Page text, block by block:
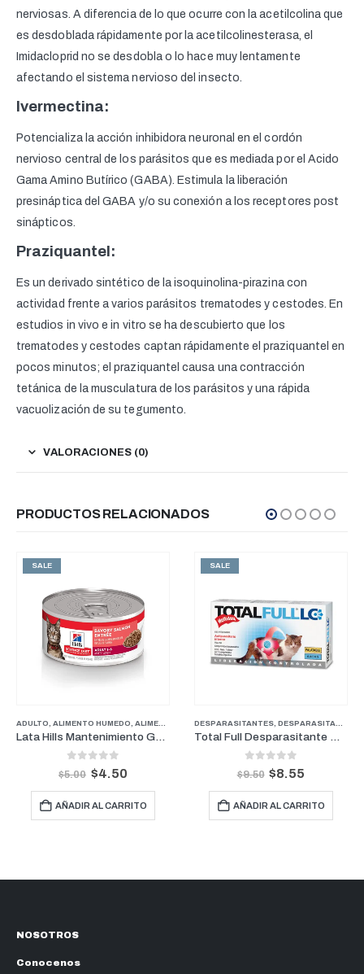
nerviosas. A diferencia de lo que ocurre con la acetilcolina que
es desdoblada rápidamente por la acetilcolinesterasa, el
Imidacloprid no se desdobla o lo hace muy lentamente
afectando el sistema nervioso del insecto.
Ivermectina:
Potencializa la acción inhibidora neuronal en el cordón
nervioso central de los parásitos que es mediada por el Acido
Gama Amino Butírico (GABA). Estimula la liberación
presináptica del GABA y/o su conexión a los receptores post
sinápticos.
Praziquantel:
Es un derivado sintético de la isoquinolina-pirazina con
actividad frente a varios parásitos trematodes y cestodes. En
estudios in vivo e in vitro se ha descubierto que los
trematodes y cestodes captan rápidamente el praziquantel en
pocos minutos; el praziquantel causa una contracción
tetánica de la musculatura de los parásitos y una rápida
vacuolización de su tegumento.
VALORACIONES (0)
PRODUCTOS RELACIONADOS
GATOS,MEDICADOS
SALE
ADULTO ALIMENTO HUMEDO ALIMENTOS GATOS,MANTENIMIENTO
Lata Hills Mantenimiento Gato Adulto Salmon 5.5 Oz
out of 5
$5.00 $4.50
AÑADIR AL CARRITO
SALE
DESPARASITANTES DESPARASITANTES
Total Full Desparasitante Gatos LC – 2 Comprimidos
out of 5
$9.50 $8.55
AÑADIR AL CARRITO
NOSOTROS
Conocenos